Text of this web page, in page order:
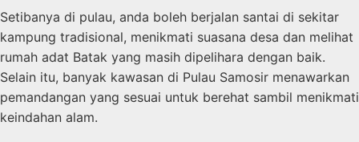
Setibanya di pulau, anda boleh berjalan santai di sekitar
kampung tradisional, menikmati suasana desa dan melihat
rumah adat Batak yang masih dipelihara dengan baik.
Selain itu, banyak kawasan di Pulau Samosir menawarkan
pemandangan yang sesuai untuk berehat sambil menikmati
keindahan alam.